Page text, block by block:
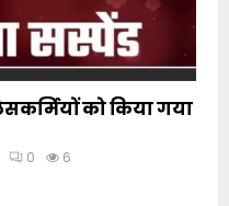
को किया गया
0 6